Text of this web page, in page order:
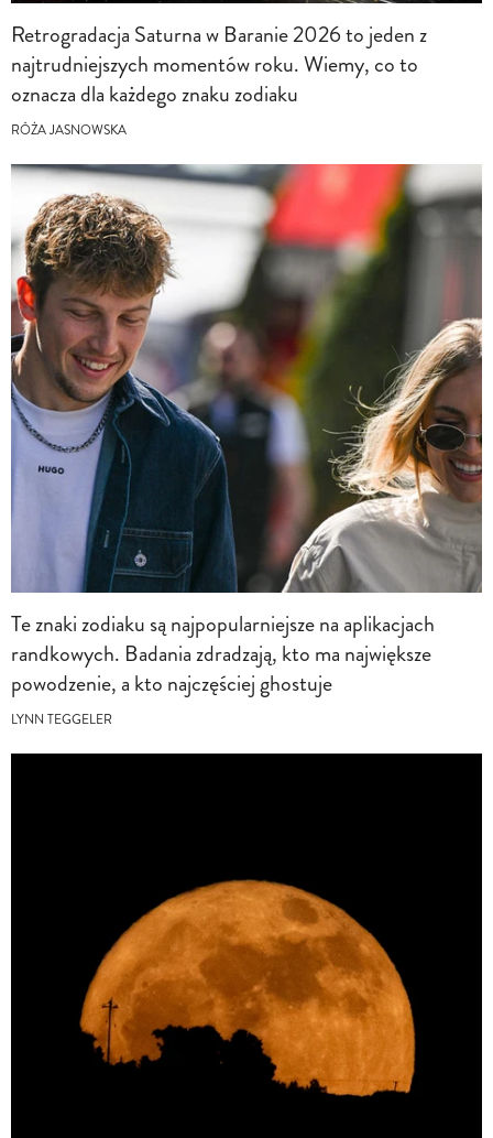
Retrogradacja Saturna w Baranie 2026 to jeden z
najtrudniejszych momentów roku. Wiemy, co to
oznacza dla każdego znaku zodiaku
RÓŻA JASNOWSKA
Te znaki zodiaku są najpopularniejsze na aplikacjach
randkowych. Badania zdradzają, kto ma największe
powodzenie, a kto najczęściej ghostuje
LYNN TEGGELER